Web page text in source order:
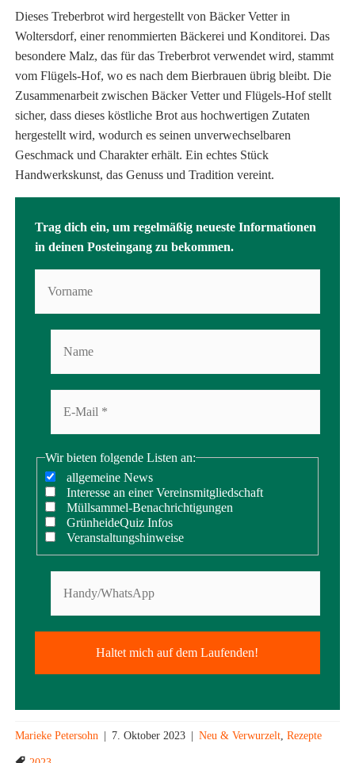
Dieses Treberbrot wird hergestellt von Bäcker Vetter in
Woltersdorf, einer renommierten Bäckerei und Konditorei. Das
besondere Malz, das für das Treberbrot verwendet wird, stammt
vom Flügels-Hof, wo es nach dem Bierbrauen übrig bleibt. Die
Zusammenarbeit zwischen Bäcker Vetter und Flügels-Hof stellt
sicher, dass dieses köstliche Brot aus hochwertigen Zutaten
hergestellt wird, wodurch es seinen unverwechselbaren
Geschmack und Charakter erhält. Ein echtes Stück
Handwerkskunst, das Genuss und Tradition vereint.
Trag dich ein, um regelmäßig neueste Informationen
in deinen Posteingang zu bekommen.
Wir bieten folgende Listen an:
allgemeine News
Interesse an einer Vereinsmitgliedschaft
Müllsammel-Benachrichtigungen
GrünheideQuiz Infos
Veranstaltungshinweise
Marieke Petersohn 7. Oktober 2023 Neu & Verwurzelt, Rezepte